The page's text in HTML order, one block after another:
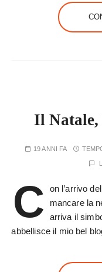
Il Natale,
19 ANNI FA
C
on l’arrivo
mancare la
arriva il
abbellisce il mio bel